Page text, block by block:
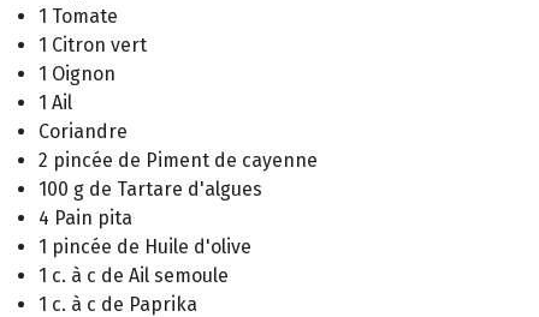
1 Tomate
1 Citron vert
1 Oignon
1 Ail
Coriandre
2 pincée de Piment de cayenne
100 g de Tartare d'algues
4 Pain pita
1 pincée de Huile d'olive
1 c. à c de Ail semoule
1 c. à c de Paprika